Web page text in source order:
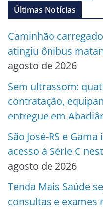
Últimas Notícias
Caminhão
atingiu ônibus
agosto de 2026
Sem ultrassom:
contratação,
entregue em
São José-RS e
acesso à Série C
agosto de 2026
Tenda Mais Saúde
consultas e exames